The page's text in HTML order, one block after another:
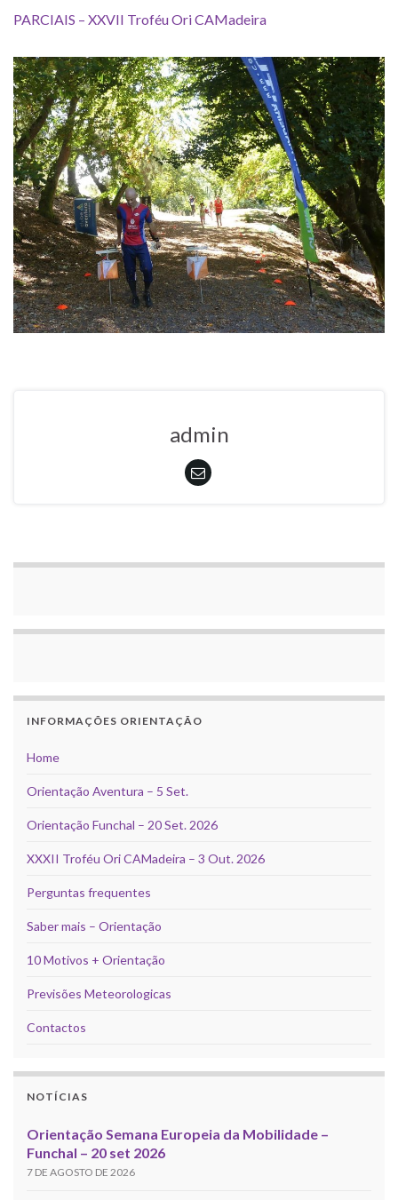
PARCIAIS – XXVII Troféu Ori CAMadeira
admin
INFORMAÇÕES ORIENTAÇÃO
Home
Orientação Aventura – 5 Set.
Orientação Funchal – 20 Set. 2026
XXXII Troféu Ori CAMadeira – 3 Out. 2026
Perguntas frequentes
Saber mais – Orientação
10 Motivos + Orientação
Previsões Meteorologicas
Contactos
NOTÍCIAS
Orientação Semana Europeia da Mobilidade –
Funchal – 20 set 2026
7 DE AGOSTO DE 2026